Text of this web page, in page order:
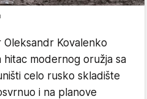
Oleksandr Kovalenko
hitac modernog oružja sa
celo rusko skladište
i na planove